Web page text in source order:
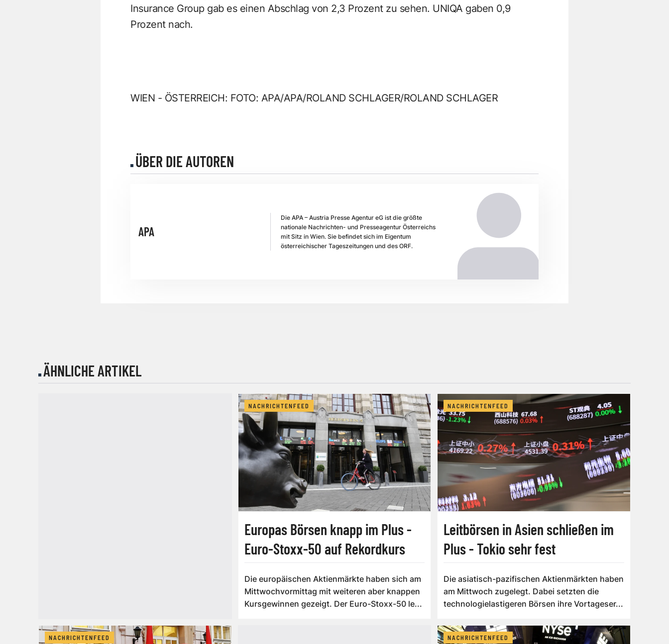
Insurance Group gab es einen Abschlag von 2,3 Prozent zu sehen. UNIQA gaben 0,9
Prozent nach.
WIEN - ÖSTERREICH: FOTO: APA/APA/ROLAND SCHLAGER/ROLAND SCHLAGER
ÜBER DIE AUTOREN
APA
Die APA – Austria Presse Agentur eG ist die größte
nationale Nachrichten- und Presseagentur Österreichs
mit Sitz in Wien. Sie befindet sich im Eigentum
österreichischer Tageszeitungen und des ORF.
ÄHNLICHE ARTIKEL
NACHRICHTENFEED
Europas Börsen knapp im Plus -
Euro-Stoxx-50 auf Rekordkurs
Die europäischen Aktienmärkte haben sich am
Mittwochvormittag mit weiteren aber knappen
Kursgewinnen gezeigt. Der Euro-Stoxx-50 le...
NACHRICHTENFEED
Leitbörsen in Asien schließen im
Plus - Tokio sehr fest
Die asiatisch-pazifischen Aktienmärkten haben
am Mittwoch zugelegt. Dabei setzten die
technologielastigeren Börsen ihre Vortageser...
NACHRICHTENFEED NACHRICHTENFEED